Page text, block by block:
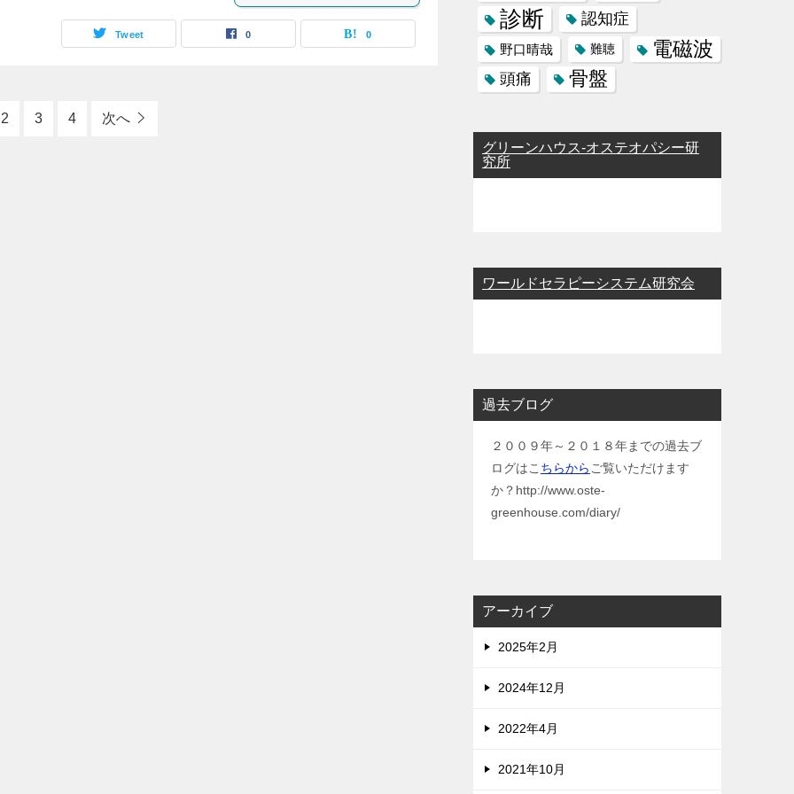
Tweet 0 0
2 3 4 次へ
診断 認知症
野口晴哉 難聴 電磁波
頭痛 骨盤
グリーンハウス-オステオパシー研
究所
ワールドセラピーシステム研究会
過去ブログ
２００９年～２０１８年までの過去ブ
ログはこ ちらから ご覧いただけます
か？http://www.oste-
greenhouse.com/diary/
アーカイブ
2025年2月
2024年12月
2022年4月
2021年10月